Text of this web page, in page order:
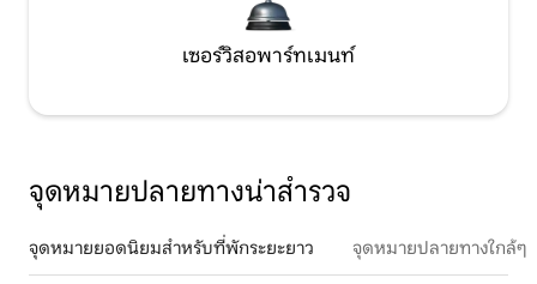
เซอร์วิสอพาร์ทเมนท์
จุดหมายปลายทางน่าสำรวจ
จุดหมายยอดนิยมสำหรับที่พักระยะยาว จุดหมายปลายทางใกล้ๆ